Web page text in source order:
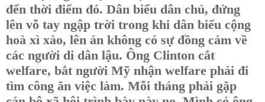
đến thời điểm đó. Dân biểu dân chủ, đứng
lên vỗ tay ngập trời trong khi dân biểu cộng
hoà xì xào, lên án không có sự đồng cảm về
các người di dân lậu. Ông Clinton cắt
welfare, bắt người Mỹ nhận welfare phải đi
tìm công ăn việc làm. Mỗi tháng phải gặp